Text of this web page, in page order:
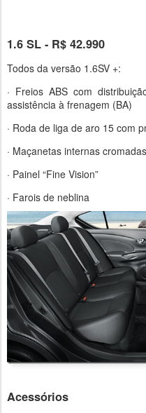
1.6 SL - R$ 42.990
Todos da versão 1.6SV +:
· Freios ABS com
assistência à frenagem (BA)
· Roda de liga de aro 15 com
· Maçanetas internas cromadas
· Painel “Fine Vision”
· Farois de neblina
Acessórios